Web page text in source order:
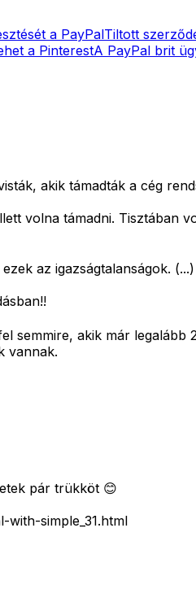
a PayPalTiltott
a PinterestA PayPal brit
akik támadták a cég
volna támadni.
az igazságtalanságok.
semmire, akik már
vannak.
pár trükköt 😊
simple_31.html